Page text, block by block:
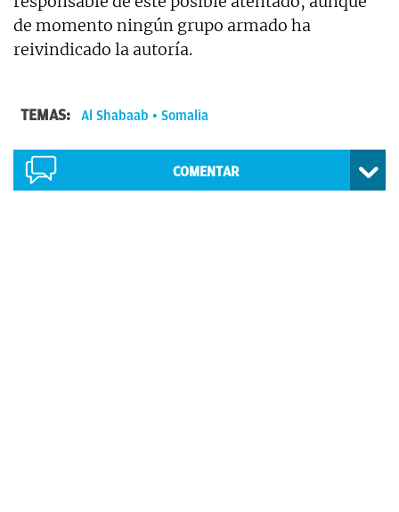
de momento ningún grupo armado ha
reivindicado la autoría.
TEMAS: Al Shabaab Somalia
COMENTAR